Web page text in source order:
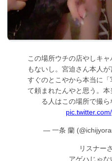
この場所ウチの店やしキ
もないし。宮迫さん本人
すぐのとこやから本当に
て頼まれたんやと思う。
る人はこの場所で撮ら
— 一条 蘭
リスナー
アゲハじゃな